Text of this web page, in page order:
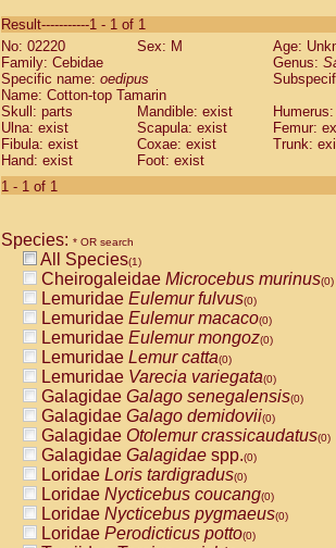
CebidaeSaguinus labiatus(0)
Cebidae Saguinus leucopus (0)
Cebidae
CebidaeSaguinus mystax
Cebidae Saguinus nigricollis (0)
Cebidae Saguinus oedipus
Cebidae Saguinus weddelli
Cebidae Saguinusspp.
Cebidae
CebidaeCebus capucinus
CebidaeCebus nigrivittatus
CebidaeCebus spp.(0)
CebidaeSaimiri boliviensis(0)
CebidaeSaimiri sciureus(0)
AtelidaeAlouatta caraya(0)
AtelidaeAlouatta fusca(0)
AtelidaeAlouatta seniculus(0)
AtelidaeAlouattaspp.(0)
AtelidaeAteles belzebuth(0)
AtelidaeAteles geoffroyi(0)
AtelidaeAteles paniscus(0)
AtelidaeAtelesspp.(0)
AtelidaeLagothrix lagothricha(0)
AtelidaeLagothrix lagothricha cana
PitheciidaeCacajao calvus
Result-----------1 - 1 of 1
No: 02220
Sex: M
Age:
Family: Cebidae
Genus:
Specific name: oedipus
Name: Cotton-top Tamarin
Skull: parts
Mandible: exist
Ulna: exist
Scapula: exist
Femur:
Fibula: exist
Coxae: exist
Trunk:
Hand: exist
Foot: exist
1 - 1 of 1
Species: * OR search
All Species(1)
Cheirogaleidae Microcebus murinus(0)
Lemuridae Eulemur fulvus(0)
Lemuridae Eulemur macaco(0)
Lemuridae Eulemur mongoz(0)
Lemuridae Lemur catta(0)
Lemuridae Varecia variegata(0)
Galagidae Galago senegalensis(0)
Galagidae Galago demidovii(0)
Galagidae Otolemur crassicaudatus(0)
Galagidae Galagidae spp.(0)
Loridae Loris tardigradus(0)
Loridae Nycticebus coucang(0)
Loridae Nycticebus pygmaeus(0)
Loridae Perodicticus potto(0)